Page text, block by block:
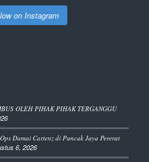
on Instagram
OLEH PIHAK PIHAK TERGANGGU
Damai Cartenz di Puncak Jaya Pererat
6, 2026